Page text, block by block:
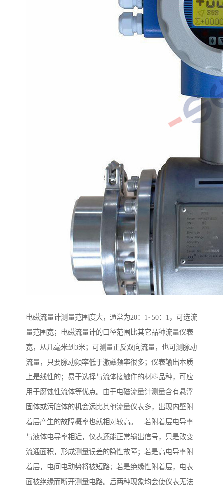
电磁流量计测量范围度大，通常为20：1~50：1，可选流
量范围宽；电磁流量计的口径范围比其它品种流量仪表
宽，从几毫米到3米；可测量正反双向流量，也可测脉动
流量，只要脉动频率低于激磁频率很多；仪表输出本质
上是线性的；易于选择与流体接触件的材料品种，可应
用于腐蚀性流体等优点。由于电磁流量计测量含有悬浮
固体或污脏体的机会远比其他流量仪表多，出现内壁附
着层产生的故障概率也就相对较高。 若附着层电导率
与液体电导率相近，仪表还能正常输出信号，只是改变
流通面积，形成测量误差的隐性故障；若是高电导率附
着层，电间电动势将被短路；若是绝缘性附着层，电表
面被绝缘而断开测量电路。后两种现象均会使仪表无法